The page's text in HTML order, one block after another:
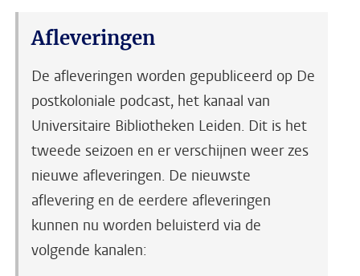
Afleveringen
De afleveringen worden gepubliceerd op De
postkoloniale podcast, het kanaal van
Universitaire Bibliotheken Leiden. Dit is het
tweede seizoen en er verschijnen weer zes
nieuwe afleveringen. De nieuwste
aflevering en de eerdere afleveringen
kunnen nu worden beluisterd via de
volgende kanalen: